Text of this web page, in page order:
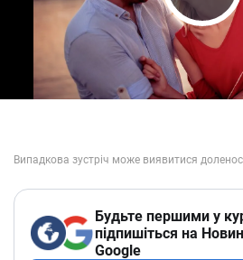
Будьте першими у
підпишіться на
Google